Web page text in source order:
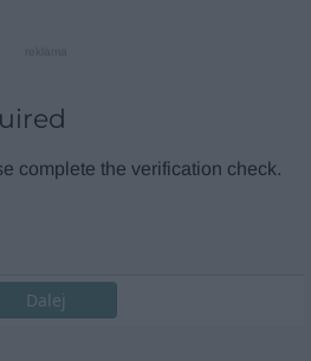
complete the verification check.
Dalej